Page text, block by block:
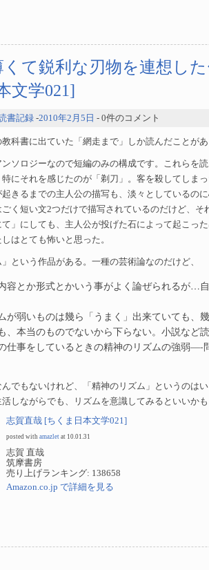
くて鋭利な刃物を連想し
文学021]
書記録 -2010年2月5日 - 0件のコメント
教科書に出ていた「網走まで」しか読んだことが
ンソロジーなので短編のみの構成です。これらを
にそれを感じたのが「剃刀」。客を殺してしま
きるまでの主人公の描写も、淡々としているの
く短い文2つだけで描写されているのだけど、そ
」にしても、主人公が投げた石によって起こっ
はとても怖いと思った。
という作品がある。一種の芸術論なのだけど、
容とか形式とかいう事がよく論ぜられるが…
が弱いものは幾ら「うまく」出来ていても、
、本当のものでないから下らない。小説など
仕事をしているときの精神のリズムの強弱—-
でもないけれど、「精神のリズム」というのは
しながらでも、リズムを意識してみるといいか
志賀直哉 [ちくま日本文学021]
posted with amazlet at 10.01.31
志賀 直哉
筑摩書房
売り上げランキング: 138658
Amazon.co.jp で詳細を見る